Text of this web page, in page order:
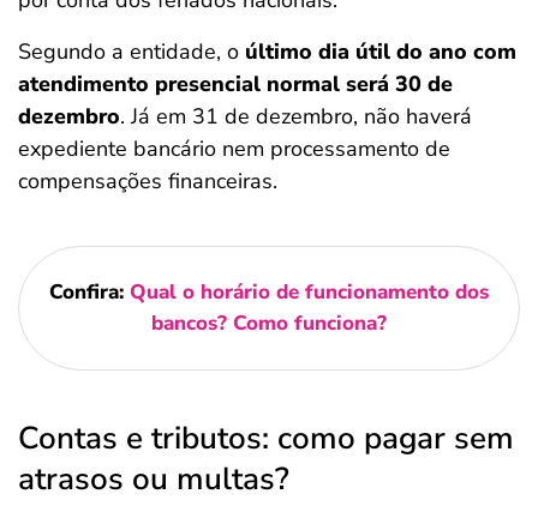
Segundo a entidade, o último dia útil do ano com
atendimento presencial normal será 30 de
dezembro. Já em 31 de dezembro, não haverá
expediente bancário nem processamento de
compensações financeiras.
Confira: Qual o horário de funcionamento dos
bancos? Como funciona?
Contas e tributos: como pagar sem
atrasos ou multas?